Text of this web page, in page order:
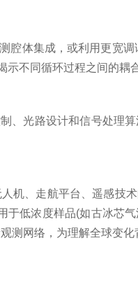
集成，或利用更宽调
示不同循环过程之间的耦
光路设计和信号处理算
、走航平台、遥感技
低浓度样品(如古冰芯
测网络，为理解全球变